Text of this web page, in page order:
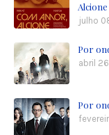
Alcione
julho
Por
abril
Por